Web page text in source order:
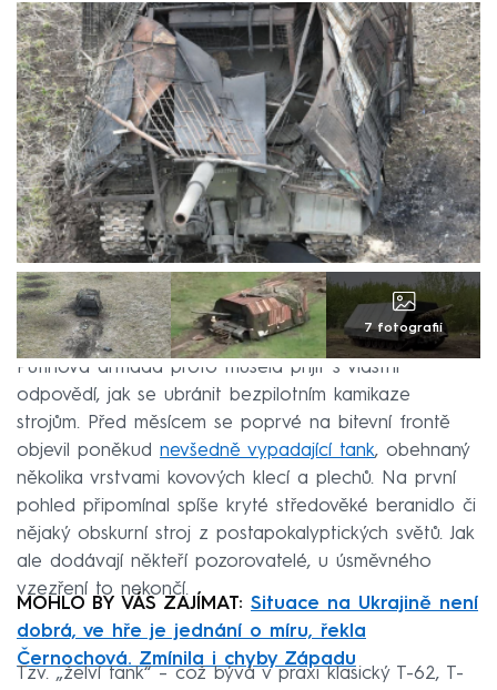
7 fotografií
Putinova armáda proto musela přijít s vlastní
odpovědí, jak se ubránit bezpilotním kamikaze
strojům. Před měsícem se poprvé na bitevní frontě
objevil poněkud nevšedně vypadající tank, obehnaný
několika vrstvami kovových klecí a plechů. Na první
pohled připomínal spíše kryté středověké beranidlo či
nějaký obskurní stroj z postapokalyptických světů. Jak
ale dodávají někteří pozorovatelé, u úsměvného
vzezření to nekončí.
MOHLO BY VÁS ZAJÍMAT: Situace na Ukrajině není
dobrá, ve hře je jednání o míru, řekla
Černochová. Zmínila i chyby Západu
Tzv. „želví tank“ – což bývá v praxi klasický T-62, T-